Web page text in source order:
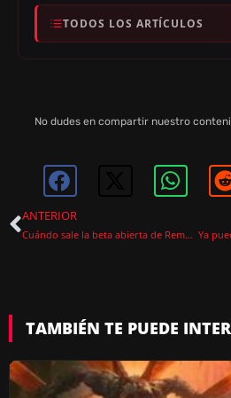
TODOS LOS ARTÍCULOS
No dudes en compartir nuestro
ANTERIOR
Cuándo sale la beta abierta de Rematch
TAMBIÉN TE PUEDE